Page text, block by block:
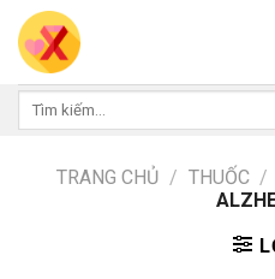
Skip
content
Tìm
TRANG CHỦ / THUỐC /